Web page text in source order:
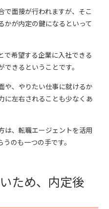
で面接が行われますが、そこ
かが内定の鍵になるといって
で希望する企業に入社できる
きるということです。
や、やりたい仕事に就けるか
に左右されることも少なくあ
は、転職エージェントを活用
のも一つの手です。
ため、内定後